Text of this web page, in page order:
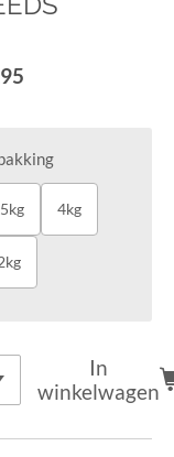
4kg
In
winkelwagen